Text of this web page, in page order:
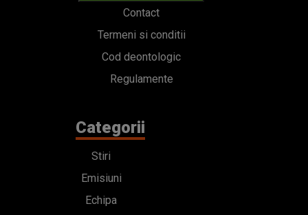
Contact
Termeni si conditii
Cod deontologic
Regulamente
Categorii
Stiri
Emisiuni
Echipa